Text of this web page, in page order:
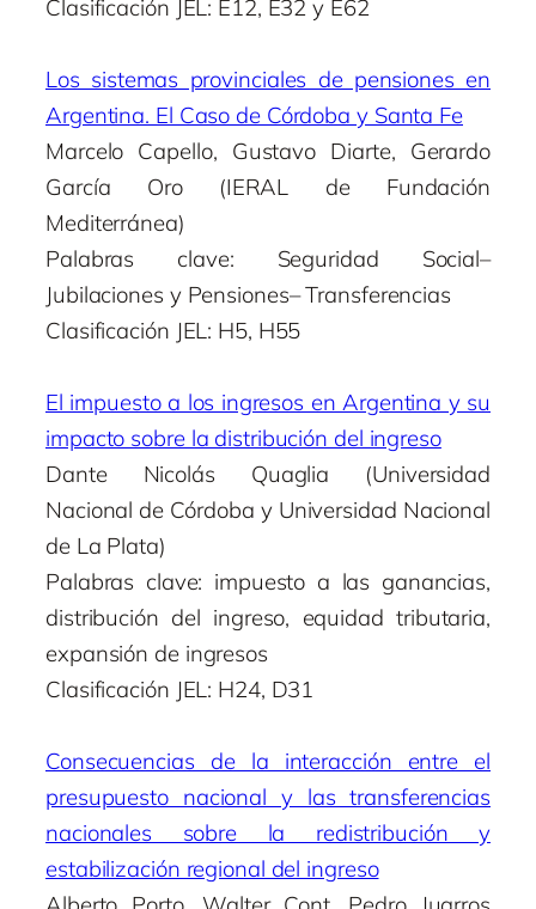
Clasificación JEL: E12, E32 y E62
Los sistemas provinciales de pensiones en
Argentina. El Caso de Córdoba y Santa Fe
Marcelo Capello, Gustavo Diarte, Gerardo
García Oro (IERAL de Fundación
Mediterránea)
Palabras clave: Seguridad Social–
Jubilaciones y Pensiones– Transferencias
Clasificación JEL: H5, H55
El impuesto a los ingresos en Argentina y su
impacto sobre la distribución del ingreso
Dante Nicolás Quaglia (Universidad
Nacional de Córdoba y Universidad Nacional
de La Plata)
Palabras clave: impuesto a las ganancias,
distribución del ingreso, equidad tributaria,
expansión de ingresos
Clasificación JEL: H24, D31
Consecuencias de la interacción entre el
presupuesto nacional y las transferencias
nacionales sobre la redistribución y
estabilización regional del ingreso